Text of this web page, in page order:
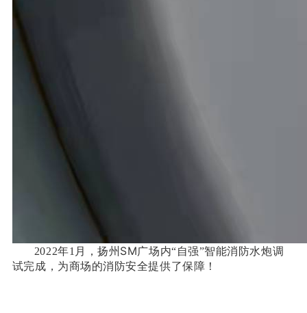
2022年1月，扬州SM广场内“自强”智能消防水炮调
试完成，为商场的消防安全提供了保障！